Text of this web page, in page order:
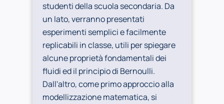
studenti della scuola secondaria. Da
un lato, verranno presentati
esperimenti semplici e facilmente
replicabili in classe, utili per spiegare
alcune proprietà fondamentali dei
fluidi ed il principio di Bernoulli.
Dall'altro, come primo approccio alla
modellizzazione matematica, si